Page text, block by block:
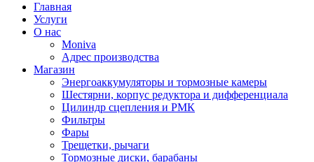
Главная
Услуги
О нас
Moniva
Адрес производства
Магазин
Энергоаккумуляторы и тормозные камеры
Шестярни, корпус редуктора и дифференциала
Цилиндр сцепления и РМК
Фильтры
Фары
Трещетки, рычаги
Тормозные диски, барабаны